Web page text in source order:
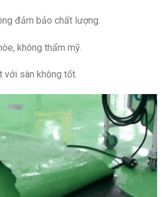
đảm bảo chất lượng.
không thẩm mỹ.
với sàn không tốt.